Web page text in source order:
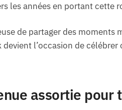
les années en portant cette
de partager des moments
l’occasion de
assortie pour